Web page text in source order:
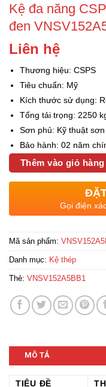
Kệ đa năng
đen
Liên hệ
Thương hiệu: CSPS
Tiêu chuẩn: Mỹ
Kích thước sử dụng:
Tổng tải trọng: 2250
Sơn phủ: Kỹ thuật
Bảo hành: 02 năm
Thêm vào giỏ hàng
Gọi điện
Mã sản phẩm:
Danh mục: Kệ thép
Thẻ: VNSV152A5BB1
MÔ TẢ
TIÊU ĐỀ